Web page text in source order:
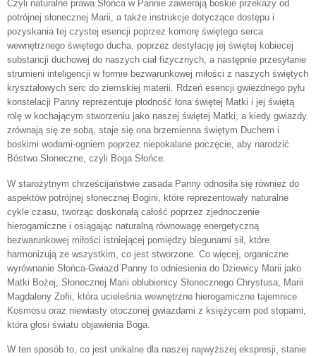
Czyli naturalne prawa Słońca w Pannie zawierają boskie przekazy od
potrójnej słonecznej Marii, a także instrukcje dotyczące dostępu i
pozyskania tej czystej esencji poprzez komorę świętego serca
wewnętrznego świętego ducha, poprzez destylację jej świętej kobiecej
substancji duchowej do naszych ciał fizycznych, a następnie przesyłanie
strumieni inteligencji w formie bezwarunkowej miłości z naszych świętych
kryształowych serc do ziemskiej materii. Rdzeń esencji gwiezdnego pyłu
konstelacji Panny reprezentuje płodność łona świętej Matki i jej świętą
rolę w kochającym stworzeniu jako naszej świętej Matki, a kiedy gwiazdy
zrównają się ze sobą, staje się ona brzemienna świętym Duchem i
boskimi wodami-ogniem poprzez niepokalane poczęcie, aby narodzić
Bóstwo Słoneczne, czyli Boga Słońce.
W starożytnym chrześcijaństwie zasada Panny odnosiła się również do
aspektów potrójnej słonecznej Bogini, które reprezentowały naturalne
cykle czasu, tworząc doskonałą całość poprzez zjednoczenie
hierogamiczne i osiągając naturalną równowagę energetyczną
bezwarunkowej miłości istniejącej pomiędzy biegunami sił, które
harmonizują ze wszystkim, co jest stworzone. Co więcej, organiczne
wyrównanie Słońca-Gwiazd Panny to odniesienia do Dziewicy Marii jako
Matki Bożej, Słonecznej Marii oblubienicy Słonecznego Chrystusa, Marii
Magdaleny Zofii, która ucieleśnia wewnętrzne hierogamiczne tajemnice
Kosmosu oraz niewiasty otoczonej gwiazdami z księżycem pod stopami,
która głosi światu objawienia Boga.
W ten sposób to, co jest unikalne dla naszej najwyższej ekspresji, stanie